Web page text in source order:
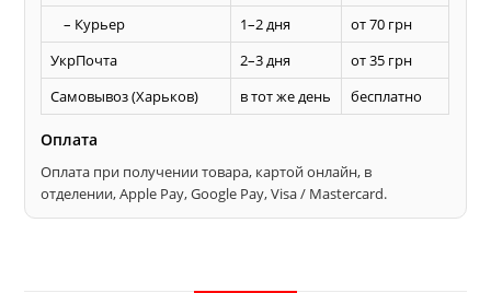
– Курьер
1–2 дня
от 70 грн
УкрПочта
2–3 дня
от 35 грн
Самовывоз (Харьков)
в тот же день бесплатно
Оплата
Оплата при получении товара, картой онлайн, в
отделении, Apple Pay, Google Pay, Visa / Mastercard.